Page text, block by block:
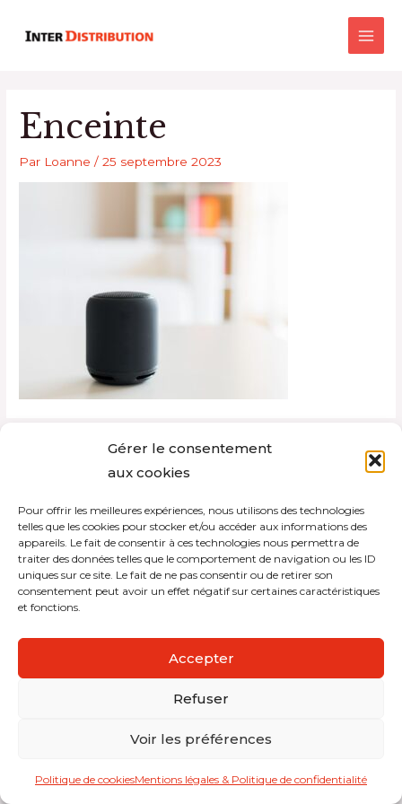
Gérer le consentement
aux cookies
Pour offrir les meilleures expériences, nous utilisons des technologies
telles que les cookies pour stocker et/ou accéder aux informations des
appareils. Le fait de consentir à ces technologies nous permettra de
traiter des données telles que le comportement de navigation ou les ID
uniques sur ce site. Le fait de ne pas consentir ou de retirer son
consentement peut avoir un effet négatif sur certaines caractéristiques
et fonctions.
Accepter
Refuser
Voir les préférences
Politique de cookiesMentions légales & Politique de confidentialité
Main
Enceinte
Par Loanne/25 septembre 2023
Copyright © 2026 Interdistribution
Mentions légales et politique de confidentialité